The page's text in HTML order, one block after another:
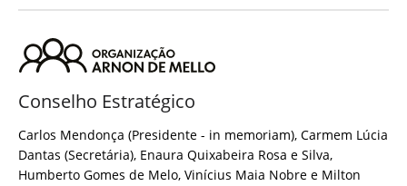
Conselho Estratégico
Carlos Mendonça (Presidente - in memoriam), Carmem Lúcia
Dantas (Secretária), Enaura Quixabeira Rosa e Silva,
Humberto Gomes de Melo, Vinícius Maia Nobre e Milton